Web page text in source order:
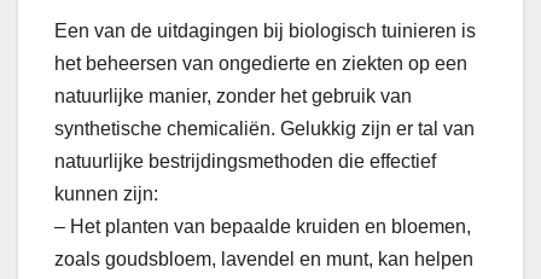
Een van de uitdagingen bij biologisch tuinieren is
het beheersen van ongedierte en ziekten op een
natuurlijke manier, zonder het gebruik van
synthetische chemicaliën. Gelukkig zijn er tal van
natuurlijke bestrijdingsmethoden die effectief
kunnen zijn:
– Het planten van bepaalde kruiden en bloemen,
zoals goudsbloem, lavendel en munt, kan helpen